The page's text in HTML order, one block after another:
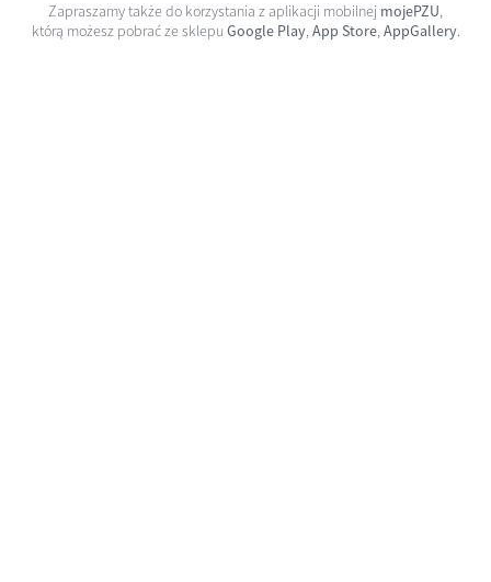
Zapraszamy także do korzystania z aplikacji mobilnej mojePZU,
którą możesz pobrać ze sklepu Google Play,App Store,AppGallery.